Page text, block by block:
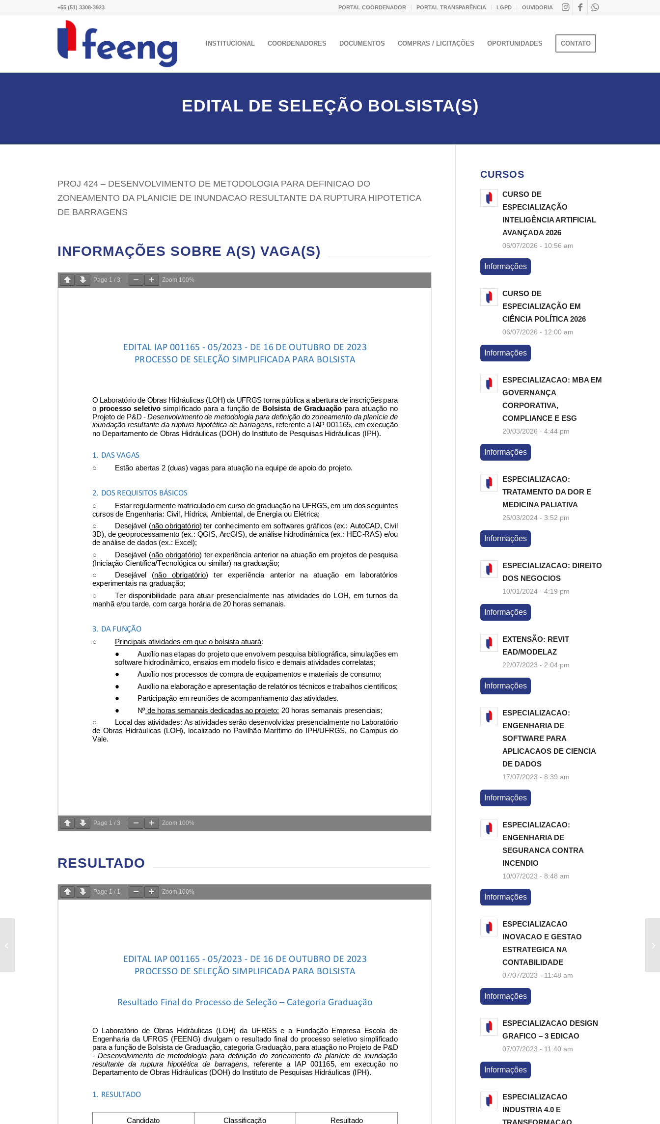
PORTAL COORDENADOR PORTAL TRANSPARÊNCIA LGPD OUVIDORIA
+55 (51) 3308-3923
INSTITUCIONAL COORDENADORES DOCUMENTOS COMPRAS / LICITAÇÕES OPORTUNIDADES CONTATO
EDITAL DE SELEÇÃO BOLSISTA(S)
PROJ 424 – DESENVOLVIMENTO DE METODOLOGIA PARA DEFINICAO DO
ZONEAMENTO DA PLANICIE DE INUNDACAO RESULTANTE DA RUPTURA HIPOTETICA
DE BARRAGENS
INFORMAÇÕES SOBRE A(S) VAGA(S)
Page 1 /3 Zoom 100%
Page 1 /3 Zoom 100%
RESULTADO
Page 1 / 1 Zoom 100%
CURSOS
CURSO DE
ESPECIALIZAÇÃO
INTELIGÊNCIA ARTIFICIAL
AVANÇADA 2026
06/07/2026 - 10:56 am
Informações
CURSO DE
ESPECIALIZAÇÃO EM
CIÊNCIA POLÍTICA 2026
06/07/2026 - 12:00 am
Informações
ESPECIALIZACAO: MBA EM
GOVERNANÇA
CORPORATIVA,
COMPLIANCE E ESG
20/03/2026 - 4:44 pm
Informações
ESPECIALIZACAO:
TRATAMENTO DA DOR E
MEDICINA PALIATIVA
26/03/2024 - 3:52 pm
Informações
ESPECIALIZACAO: DIREITO
DOS NEGOCIOS
10/01/2024 - 4:19 pm
Informações
EXTENSÃO: REVIT
EAD/MODELAZ
22/07/2023 - 2:04 pm
Informações
ESPECIALIZACAO:
ENGENHARIA DE
SOFTWARE PARA
APLICACAOS DE CIENCIA
DE DADOS
17/07/2023 - 8:39 am
Informações
ESPECIALIZACAO:
ENGENHARIA DE
SEGURANCA CONTRA
INCENDIO
10/07/2023 - 8:48 am
Informações
ESPECIALIZACAO
INOVACAO E GESTAO
ESTRATEGICA NA
CONTABILIDADE
07/07/2023 - 11:48 am
Informações
ESPECIALIZACAO DESIGN
GRAFICO – 3 EDICAO
07/07/2023 - 11:40 am
Informações
ESPECIALIZACAO
INDUSTRIA 4.0 E
TRANSFORMACAO